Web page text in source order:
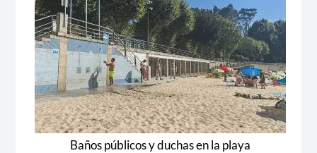
Baños públicos y duchas en la playa